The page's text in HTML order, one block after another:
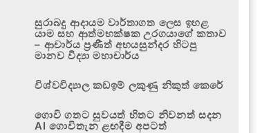
සුරාබදු ආදායම වාර්තාගත ලෙස ඉහළ
යාම සහ ආත්මභක්ෂක උරගයාගේ කතාව
– ආචාර්ය ප්‍රණීත් අභයසුන්දර හිටපු
මානව විද්‍යා මහාචාර්ය
විශ්වවිද්‍යාල කඩඉම් ලකුණු නිකුත් කෙරේ
ගොවි ගතට සුවයත් හිතට නිවනත් සදන
AI ගොවිතැන ළඟදීම අපටත්